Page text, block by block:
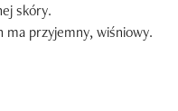
skóry.
ma przyjemny, wiśniowy.